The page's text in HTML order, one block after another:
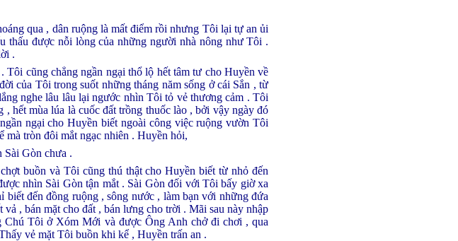
qua , dân ruộng là mất điểm rồi nhưng Tôi lại tự an ủi
thấu được nỗi lòng của những người nhà nông như Tôi .
.
cũng chẳng ngần ngại thổ lộ hết tâm tư cho Huyền về
của Tôi trong suốt những tháng năm sống ở cái Sắn , từ
nghe lâu lâu lại ngước nhìn Tôi tỏ vẻ thương cảm . Tôi
hết mùa lúa là cuốc đất trồng thuốc lào , bởi vậy ngày đó
ngại cho Huyền biết ngoài công việc ruộng vườn Tôi
mà tròn đôi mắt ngạc nhiên . Huyền hỏi,
Sài Gòn chưa .
buồn và Tôi cũng thú thật cho Huyền biết từ nhỏ đến
nhìn Sài Gòn tận mắt . Sài Gòn đối với Tôi bấy giờ xa
đến đồng ruộng , sông nước , làm bạn với những đứa
, bán mặt cho đất , bán lưng cho trời . Mãi sau này nhập
Tôi ở Xóm Mới và được Ông Anh chở đi chơi , qua
vẻ mặt Tôi buồn khi kể , Huyền trấn an .